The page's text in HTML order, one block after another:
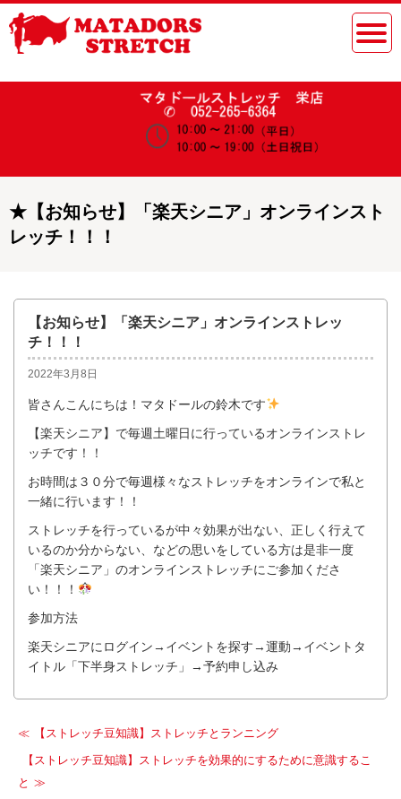
★ 【お知らせ】「楽天シニア」オンラインスト
レッチ！！！
【お知らせ】「楽天シニア」オンラインストレッ
チ！！！
2022年3月8日
皆さんこんにちは！マタドールの鈴木です
【楽天シニア】で毎週土曜日に行っているオンラインストレ
ッチです！！
お時間は３０分で毎週様々なストレッチをオンラインで私と
一緒に行います！！
ストレッチを行っているが中々効果が出ない、正しく行えて
いるのか分からない、などの思いをしている方は是非一度
「楽天シニア」のオンラインストレッチにご参加くださ
い！！！
参加方法
楽天シニアにログイン→イベントを探す→運動→イベントタ
イトル「下半身ストレッチ」→予約申し込み
【ストレッチ豆知識】ストレッチとランニング
【ストレッチ豆知識】ストレッチを効果的にするために意識するこ
と